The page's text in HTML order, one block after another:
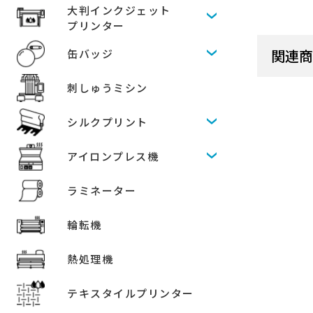
大判インクジェット
プリンター
缶バッジ
刺しゅうミシン
シルクプリント
アイロンプレス機
ラミネーター
輪転機
熱処理機
テキスタイルプリンター
関連